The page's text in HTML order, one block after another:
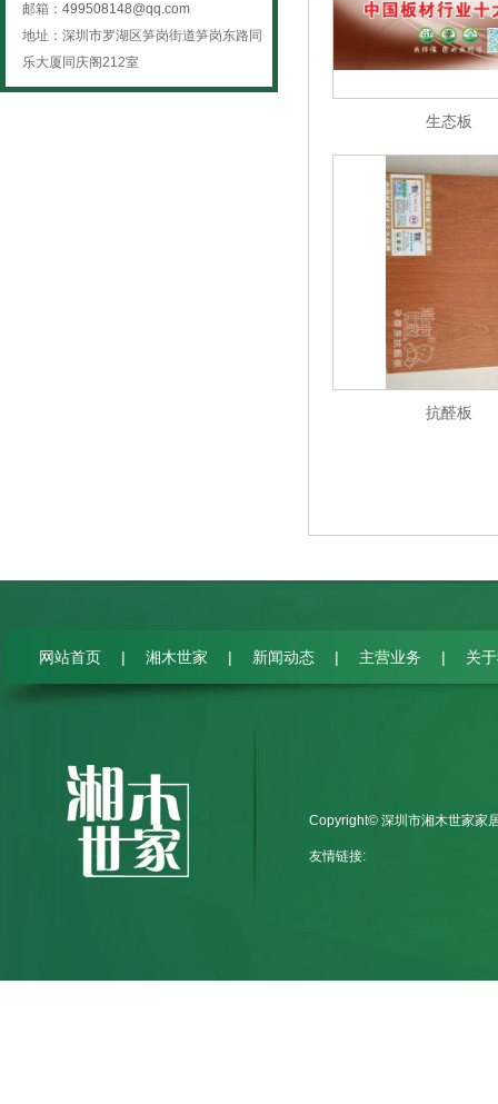
生态板
抗醛板
邮箱： 499508148@qq.com
地址：深圳市罗湖区笋岗街道笋岗东路同
乐大厦同庆阁212室
网站首页 | 湘木世家 | 新闻动态 | 主营业务 | 关
Copyright© 深圳市湘木世家家
友情链接: